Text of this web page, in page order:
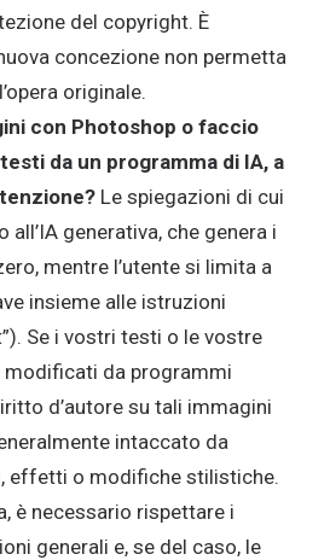
del copyright. È
concezione non permetta
originale.
con Photoshop o faccio
da un programma di IA, a
Le spiegazioni di cui
generativa, che genera i
mentre l’utente si limita a
insieme alle istruzioni
Se i vostri testi o le vostre
modificati da programmi
d’autore su tali immagini
intaccato da
effetti o modifiche stilistiche.
è necessario rispettare i
generali e, se del caso, le